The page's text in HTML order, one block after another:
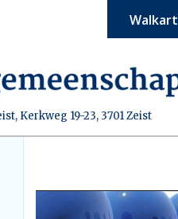
Kerkweg 19-23, 3701 Zeist
Walkart